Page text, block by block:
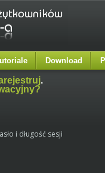
Download
.
i długość sesji